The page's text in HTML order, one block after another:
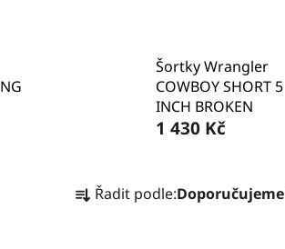
Šortky Wrangler
COWBOY SHORT 5
INCH BROKEN
1 430 Kč
a Řadit podle:Doporučujeme